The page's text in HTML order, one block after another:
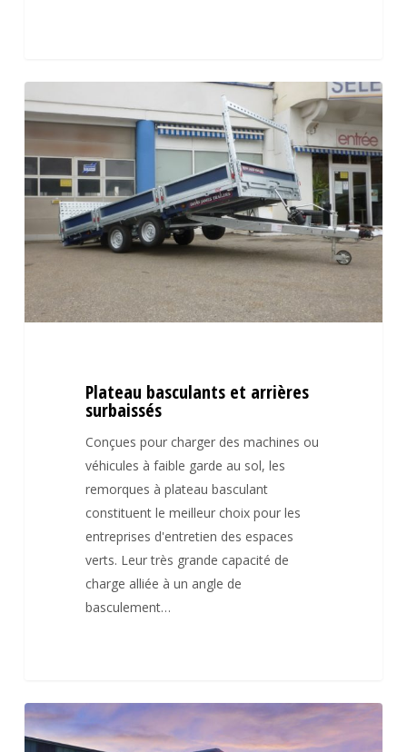
basculants
et
arrières
surbaissés
Plateau basculants et arrières
surbaissés
Conçues pour charger des machines ou
véhicules à faible garde au sol, les
remorques à plateau basculant
constituent le meilleur choix pour les
entreprises d'entretien des espaces
verts. Leur très grande capacité de
charge alliée à un angle de
basculement…
Porte
voiture